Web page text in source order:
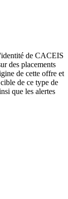
de CACEIS
des placements
de cette offre et
de ce type de
que les alertes